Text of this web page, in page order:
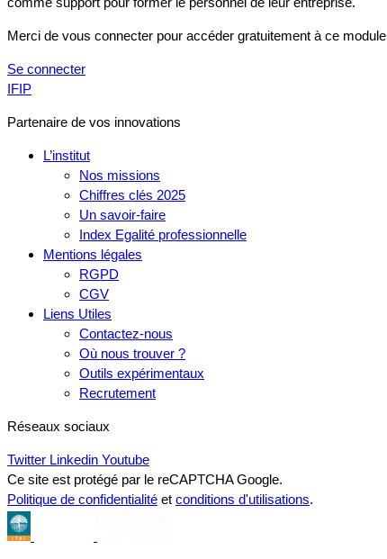
Merci de vous connecter pour accéder gratuitement à ce module
Se connecter
IFIP
Partenaire de vos innovations
L’institut
Nos missions
Chiffres clés 2025
Un savoir-faire
Index Egalité professionnelle
Mentions légales
RGPD
CGV
Liens Utiles
Contactez-nous
Où nous trouver ?
Outils expérimentaux
Recrutement
Réseaux sociaux
Twitter Linkedin Youtube
Ce site est protégé par le reCAPTCHA Google.
Politique de confidentialité et conditions d'utilisations.